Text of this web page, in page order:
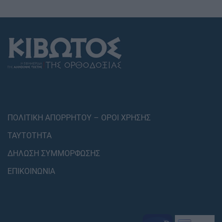
ΠΟΛΙΤΙΚΗ ΑΠΟΡΡΗΤΟΥ – ΟΡΟΙ ΧΡΗΣΗΣ
ΤΑΥΤΟΤΗΤΑ
ΔΗΛΩΣΗ ΣΥΜΜΟΡΦΩΣΗΣ
ΕΠΙΚΟΙΝΩΝΙΑ